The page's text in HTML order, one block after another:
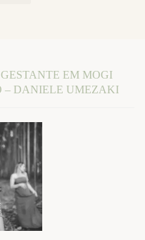
EM MOGI
– DANIELE UMEZAKI